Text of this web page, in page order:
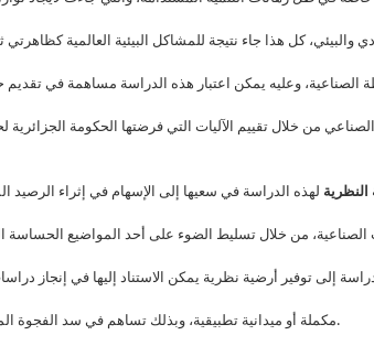
والبيئي، كل هذا جاء نتيجة للمشاكل البيئية العالمية
الصناعية، وعليه يمكن اعتبار هذه الدراسة مساهمة في تقديم
النظرية لهذه الدراسة في سعيها إلى الإسهام في إثراء الرصيد
الصناعية، من خلال تسليط الضوء على أحد المواضيع الحساسة
إلى توفير أرضية نظرية يمكن الاستناد إليها في إنجاز
مكملة أو ميدانية تطبيقية، وبذلك تساهم في سد الفجوة المعرفية المسجلة في هذا المجال.